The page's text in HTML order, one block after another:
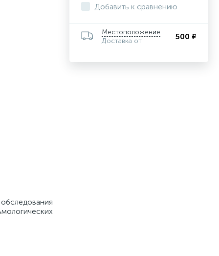
Добавить к сравнению
Местоположение
Доставка от
500 ₽